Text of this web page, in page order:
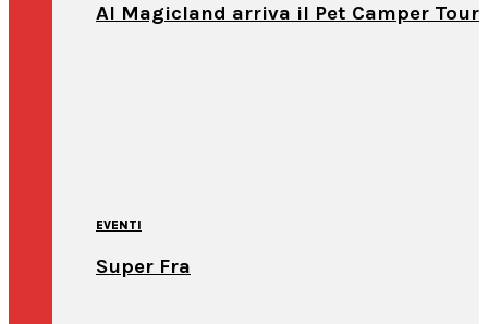
Al Magicland arriva il Pet Camper Tour
EVENTI
Super Fra